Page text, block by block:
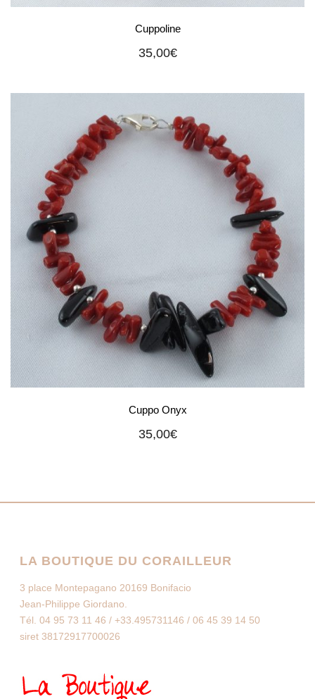
Cuppoline
35,00€
Cuppo Onyx
35,00€
LA BOUTIQUE DU CORAILLEUR
3 place Montepagano 20169 Bonifacio
Jean-Philippe Giordano.
Tél. 04 95 73 11 46 / +33.495731146 / 06 45 39 14 50
siret 38172917700026